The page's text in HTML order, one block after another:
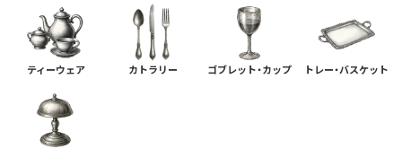
ティーウェア カトラリー ゴブレット・カップ トレー・バスケット